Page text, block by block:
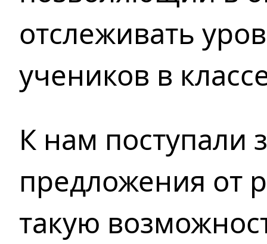
отслеживать
учеников в
К нам поступали
предложения от
такую